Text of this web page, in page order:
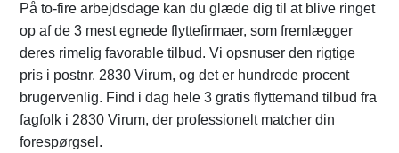
På to-fire arbejdsdage kan du glæde dig til at blive ringet
op af de 3 mest egnede flyttefirmaer, som fremlægger
deres rimelig favorable tilbud. Vi opsnuser den rigtige
pris i postnr. 2830 Virum, og det er hundrede procent
brugervenlig. Find i dag hele 3 gratis flyttemand tilbud fra
fagfolk i 2830 Virum, der professionelt matcher din
forespørgsel.